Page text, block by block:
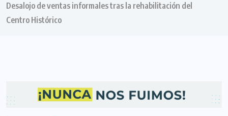
Desalojo de ventas informales tras la rehabilitación del
Centro Histórico